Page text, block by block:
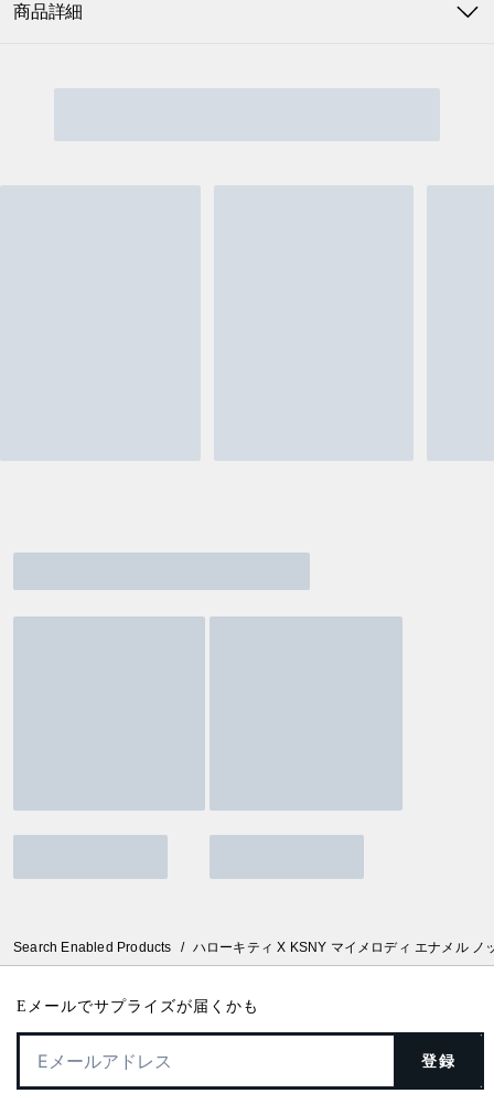
商品詳細
Search Enabled Products / ハローキティ X KSNY マイメロディ エナメル ノ
Eメールでサプライズが届くかも
登録